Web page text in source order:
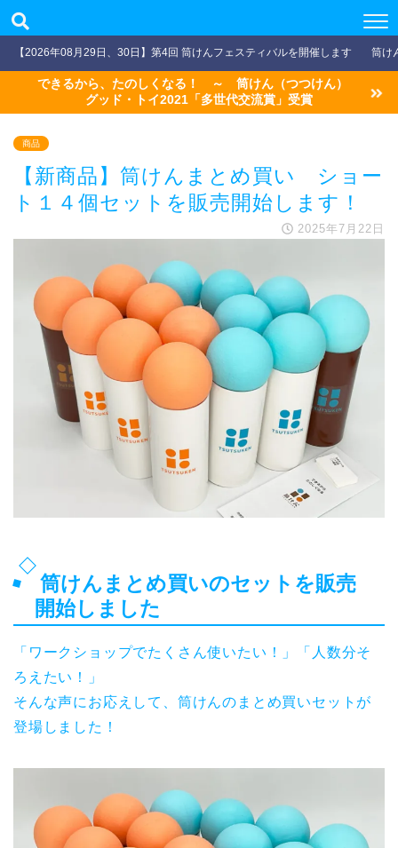
【2026年08月29日、30日】第4回 筒けんフェスティバルを開催します 筒け
できるから、たのしくなる！ ～ 筒けん（つつけん）
グッド・トイ2021「多世代交流賞」受賞
商品
【新商品】筒けんまとめ買い ショー
ト１４個セットを販売開始します！
2025年7月22日
筒けんまとめ買いのセットを販売
開始しました
「ワークショップでたくさん使いたい！」「人数分そ
ろえたい！」
そんな声にお応えして、筒けんのまとめ買いセットが
登場しました！